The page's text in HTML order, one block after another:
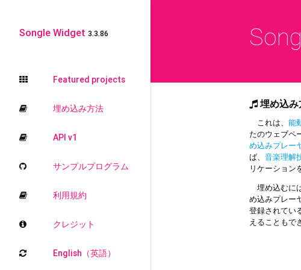
Songle Widget 3.3.86
Featured projects
埋め込み方法
API v1
サンプルプログラム
利用規約
クレジット
English（英語）
埋め込み
これは、能
たのウェブペ
め込みプレー
ば、音楽理解
リケーション
埋め込むに
め込みプレー
登録されてい
えることもで